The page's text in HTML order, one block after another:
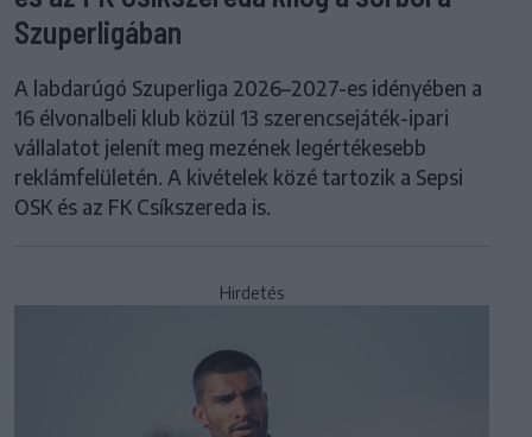
Szuperligában
A labdarúgó Szuperliga 2026–2027-es idényében a
16 élvonalbeli klub közül 13 szerencsejáték-ipari
vállalatot jelenít meg mezének legértékesebb
reklámfelületén. A kivételek közé tartozik a Sepsi
OSK és az FK Csíkszereda is.
Hirdetés